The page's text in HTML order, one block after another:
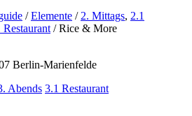
/ Elemente / 2. Mittags, 2.1
Restaurant / Rice & More
Berlin-Marienfelde
Abends 3.1 Restaurant